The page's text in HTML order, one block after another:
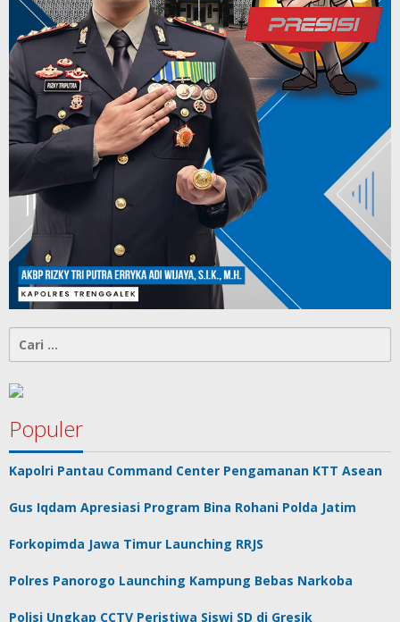
untuk:
Populer
Kapolri Pantau Command Center Pengamanan KTT Asean
Gus Iqdam Apresiasi Program Bina Rohani Polda Jatim
Forkopimda Jawa Timur Launching RRJS
Polres Panorogo Launching Kampung Bebas Narkoba
Polisi Ungkap CCTV Peristiwa Siswi SD di Gresik